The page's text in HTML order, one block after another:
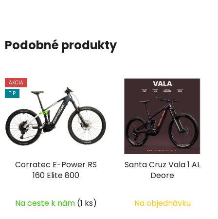
Podobné produkty
AKCIA
TIP
Corratec E-Power RS
160 Elite 800
Na ceste k nám (1 ks)
Santa Cruz Vala 1 AL
Deore
Na objednávku